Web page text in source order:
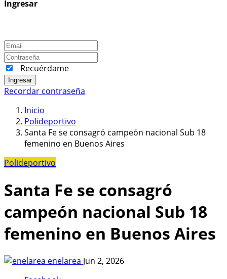
Ingresar
Recuérdame
Ingresar
Recordar contraseña
Inicio
Polideportivo
Santa Fe se consagró campeón nacional Sub 18
femenino en Buenos Aires
Polideportivo
Santa Fe se consagró
campeón nacional Sub 18
femenino en Buenos Aires
enelarea Jun 2, 2026